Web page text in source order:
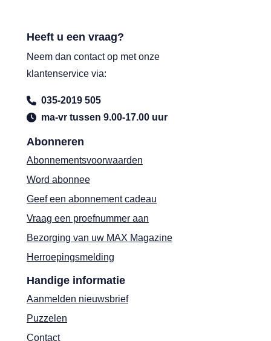
Abonneren
Abonnementsvoorwaarden
Word abonnee
Geef een abonnement cadeau
Vraag een proefnummer aan
Bezorging van uw MAX Magazine
Herroepingsmelding
Handige informatie
Aanmelden nieuwsbrief
Puzzelen
Contact
Heeft u een vraag?
Neem dan contact op met onze
klantenservice via:
035-2019 505
ma-vr tussen 9.00-17.00 uur